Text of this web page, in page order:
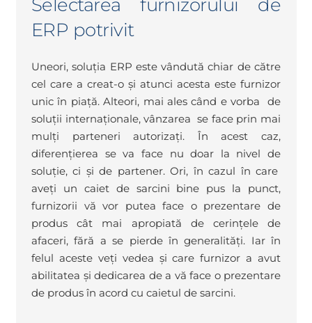
Selectarea furnizorului de
ERP potrivit
Uneori, soluția ERP este vândută chiar de către
cel care a creat-o și atunci acesta este furnizor
unic în piață. Alteori, mai ales când e vorba de
soluții internaționale, vânzarea se face prin mai
mulți parteneri autorizați. În acest caz,
diferențierea se va face nu doar la nivel de
soluție, ci și de partener. Ori, în cazul în care
aveți un caiet de sarcini bine pus la punct,
furnizorii vă vor putea face o prezentare de
produs cât mai apropiată de cerințele de
afaceri, fără a se pierde în generalități. Iar în
felul aceste veți vedea și care furnizor a avut
abilitatea și dedicarea de a vă face o prezentare
de produs în acord cu caietul de sarcini.